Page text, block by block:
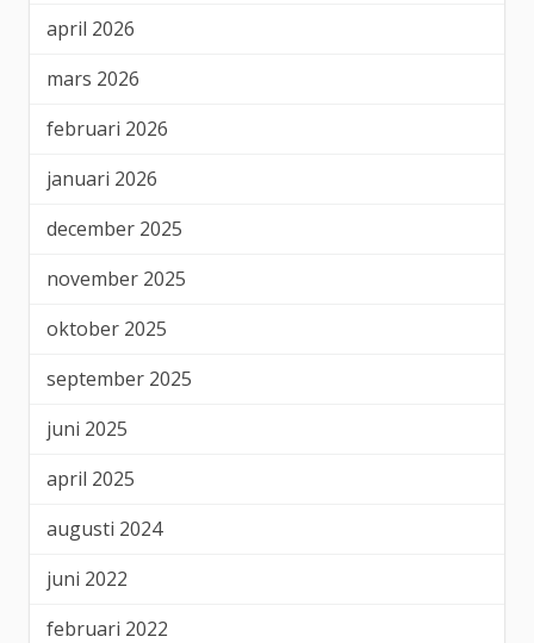
april 2026
mars 2026
februari 2026
januari 2026
december 2025
november 2025
oktober 2025
september 2025
juni 2025
april 2025
augusti 2024
juni 2022
februari 2022